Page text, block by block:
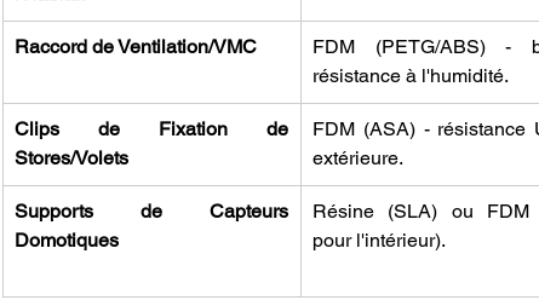
Raccord de Ventilation/VMC
FDM (PETG/ABS) -
résistance à l'humidité.
Clips de Fixation de
Stores/Volets
FDM (ASA) - résistance
extérieure.
Supports de Capteurs
Domotiques
Résine (SLA) ou FDM
pour l'intérieur).